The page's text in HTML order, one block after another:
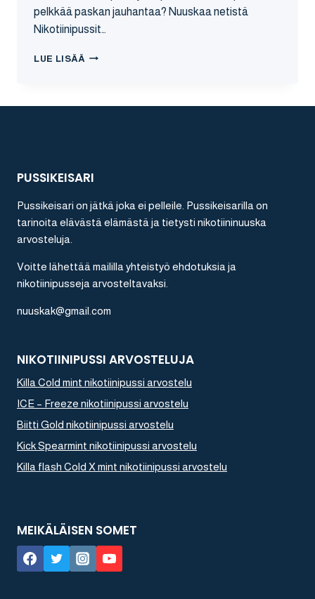
pelkkää paskan jauhantaa? Nuuskaa netistä
Nikotiinipussit…
LUE LISÄÄ SNATCH
PUSSIKEISARI
Pussikeisari on jätkä joka ei pelleile. Pussikeisarilla on
tarinoita elävästä elämästä ja tietysti nikotiininuuska
arvosteluja.
Voitte lähettää maililla yhteistyö ehdotuksia ja
nikotiinipusseja arvosteltavaksi.
nuuskak@gmail.com
NIKOTIINIPUSSI ARVOSTELUJA
Killa Cold mint nikotiinipussi arvostelu
ICE – Freeze nikotiinipussi arvostelu
Biitti Gold nikotiinipussi arvostelu
Kick Spearmint nikotiinipussi arvostelu
Killa flash Cold X mint nikotiinipussi arvostelu
MEIKÄLÄISEN SOMET